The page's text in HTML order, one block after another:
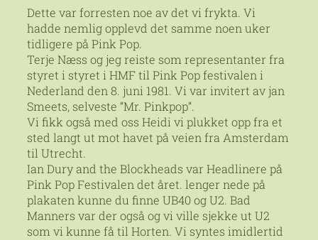
Dette var forresten noe av det vi frykta. Vi
hadde nemlig opplevd det samme noen uker
tidligere på Pink Pop.
Terje Næss og jeg reiste som representanter fra
styret i styret i HMF til Pink Pop festivalen i
Nederland den 8. juni 1981. Vi var invitert av jan
Smeets, selveste “Mr. Pinkpop”.
Vi fikk også med oss Heidi vi plukket opp fra et
sted langt ut mot havet på veien fra Amsterdam
til Utrecht.
Ian Dury and the Blockheads var Headlinere på
Pink Pop Festivalen det året. lenger nede på
plakaten kunne du finne UB40 og U2. Bad
Manners var der også og vi ville sjekke ut U2
som vi kunne få til Horten. Vi syntes imidlertid